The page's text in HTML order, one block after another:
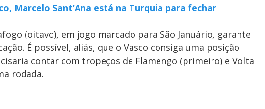
Marcelo Sant’Ana está na Turquia para fechar
(oitavo), em jogo marcado para São Januário, garante
É possível, aliás, que o Vasco consiga uma posição
contar com tropeços de Flamengo (primeiro) e Volta
rodada.